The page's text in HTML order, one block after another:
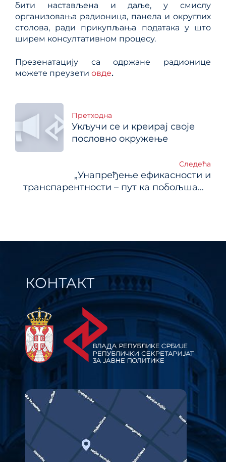
бити настављена и даље, у смислу
организовања радионица, панела и округлих
столова, ради прикупљања података у што
ширем консултативном процесу.
Презенатацију са одржане радионице
можете преузети овде.
Кретање
чланка
Претходна
Укључи се и креирај своје
пословно окружење
Следећа
„Унапређење ефикасности и
транспарентности – пут ка побољшаљу
КОНТАКТ